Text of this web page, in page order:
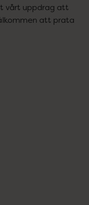
vårt uppdrag att
att prata